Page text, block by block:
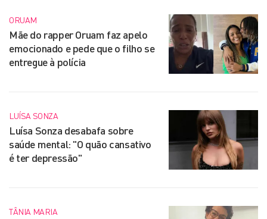
ORUAM
Mãe do rapper Oruam faz apelo
emocionado e pede que o filho se
entregue à polícia
LUÍSA SONZA
Luísa Sonza desabafa sobre
saúde mental: "O quão cansativo
é ter depressão"
TÂNIA MARIA